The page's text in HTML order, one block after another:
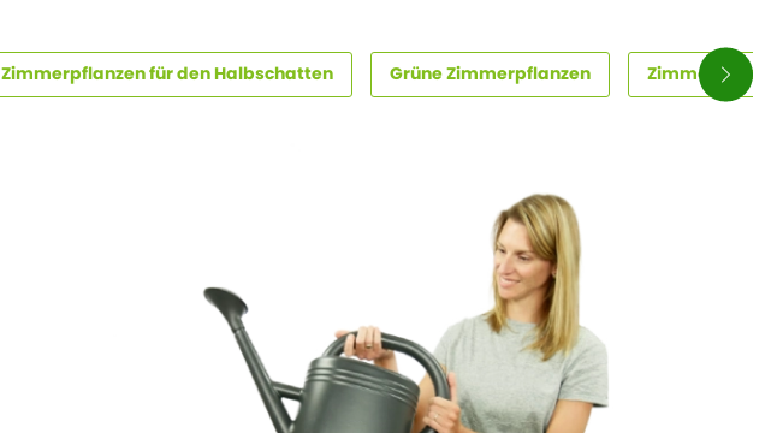
Zimmerpflanzen für den Halbschatten Grüne Zimmerpflanzen